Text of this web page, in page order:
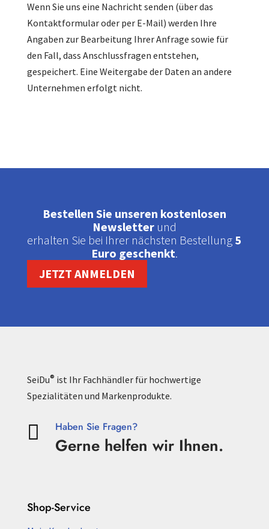
Wenn Sie uns eine Nachricht senden (über das
Kontaktformular oder per E-Mail) werden Ihre
Angaben zur Bearbeitung Ihrer Anfrage sowie für
den Fall, dass Anschlussfragen entstehen,
gespeichert. Eine Weitergabe der Daten an andere
Unternehmen erfolgt nicht.
Bestellen Sie unseren kostenlosen
Newsletterund
erhalten Sie bei Ihrer nächsten Bestellung 5
Euro geschenkt.
JETZT ANMELDEN
SeiDu® ist Ihr Fachhändler für hochwertige
Spezialitäten und Markenprodukte.
 Haben Sie Fragen?
Gerne helfen wir Ihnen.
Shop-Service